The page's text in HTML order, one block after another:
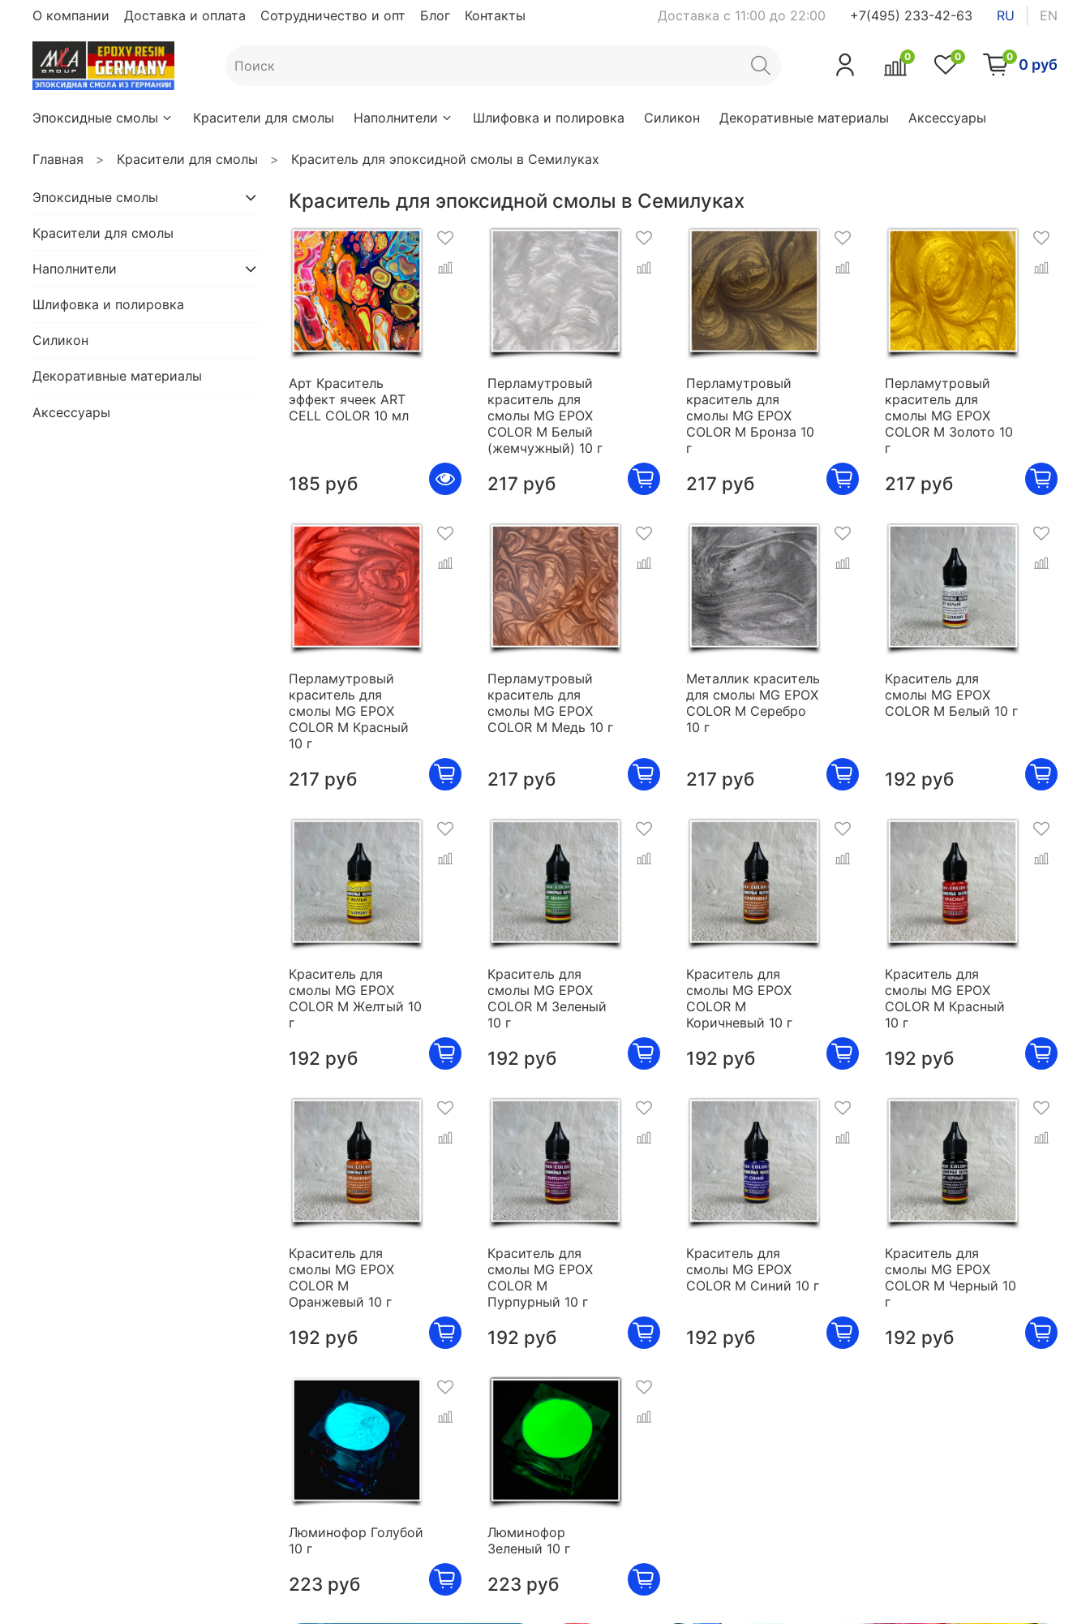
О компании Доставка и оплата Сотрудничество и опт Блог Контакты Доставка с 11:00 до 22:00 +7(495) 233-42-63 RU EN
0 0 0 0 руб
Эпоксидные смолы Красители для смолы Наполнители Шлифовка и полировка Силикон Декоративные материалы Аксессуары
Главная Красители для смолы Краситель для эпоксидной смолы в Семилуках
Краситель для эпоксидной смолы в Семилуках
Арт Краситель
эффект ячеек ART
CELL COLOR 10 мл
185 руб
Перламутровый
краситель для
смолы MG EPOX
COLOR M Белый
(жемчужный) 10 г
217 руб
Перламутровый
краситель для
смолы MG EPOX
COLOR M Бронза 10
г
217 руб
Перламутровый
краситель для
смолы MG EPOX
COLOR M Золото 10
г
217 руб
Перламутровый
краситель для
смолы MG EPOX
COLOR M Красный
10 г
217 руб
Перламутровый
краситель для
смолы MG EPOX
COLOR M Медь 10 г
217 руб
Металлик краситель
для смолы MG EPOX
COLOR M Серебро
10 г
217 руб
Краситель для
смолы MG EPOX
COLOR M Белый 10 г
192 руб
Краситель для
смолы MG EPOX
COLOR M Желтый 10
г
192 руб
Краситель для
смолы MG EPOX
COLOR M Зеленый
10 г
192 руб
Краситель для
смолы MG EPOX
COLOR M
Коричневый 10 г
192 руб
Краситель для
смолы MG EPOX
COLOR M Красный
10 г
192 руб
Краситель для
смолы MG EPOX
COLOR M
Оранжевый 10 г
192 руб
Краситель для
смолы MG EPOX
COLOR M
Пурпурный 10 г
192 руб
Краситель для
смолы MG EPOX
COLOR M Синий 10 г
192 руб
Краситель для
смолы MG EPOX
COLOR M Черный 10
г
192 руб
Люминофор Голубой
10 г
223 руб
Люминофор
Зеленый 10 г
223 руб
Эпоксидные смолы
Красители для смолы
Наполнители
Шлифовка и полировка
Силикон
Декоративные материалы
Аксессуары